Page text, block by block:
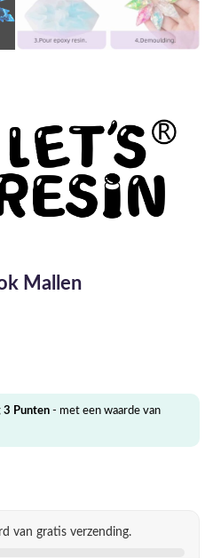
Mallen
3 Punten - met een waarde van
van gratis verzending.